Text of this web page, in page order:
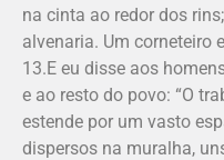
na cinta ao redor dos
alvenaria. Um corneteiro
13.E eu disse aos
e ao resto do povo: “O
estende por um vasto
dispersos na muralha,